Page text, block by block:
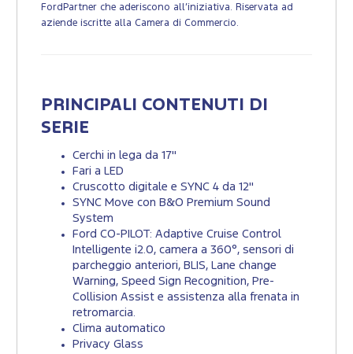
FordPartner che aderiscono all’iniziativa. Riservata ad
aziende iscritte alla Camera di Commercio.
PRINCIPALI CONTENUTI DI
SERIE
Cerchi in lega da 17"
Fari a LED
Cruscotto digitale e SYNC 4 da 12"
SYNC Move con B&O Premium Sound
System
Ford CO-PILOT: Adaptive Cruise Control
Intelligente i2.0, camera a 360°, sensori di
parcheggio anteriori, BLIS, Lane change
Warning, Speed Sign Recognition, Pre-
Collision Assist e assistenza alla frenata in
retromarcia.
Clima automatico
Privacy Glass